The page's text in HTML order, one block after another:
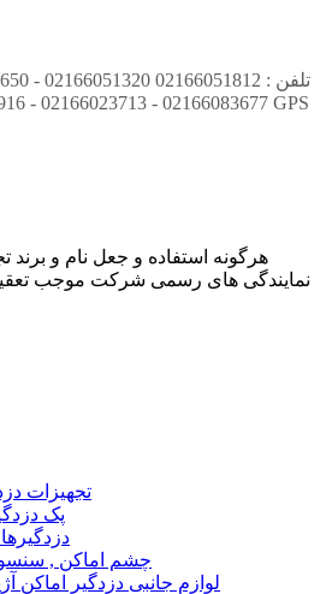
هرگونه استفاده و جعل نام و
نمایندگی های رسمی شرکت موجب
تجهیزات
پک
چشم اماکن ,
لوازم جانبی دزدگیر اماکن